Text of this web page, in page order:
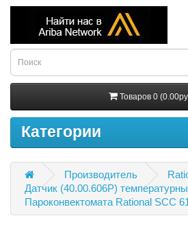
Товаров 0
Категории
Производитель
Датчик (40.00.606P)
Пароконвектомата Rational SCC